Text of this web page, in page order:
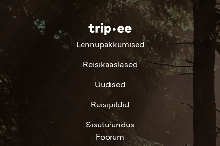
Lennupakkumised
Reisikaaslased
Uudised
Reisipildid
Sisuturundus
Foorum